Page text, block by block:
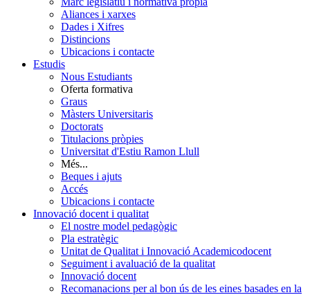
Aliances i xarxes
Dades i Xifres
Distincions
Ubicacions i contacte
Estudis
Nous Estudiants
Oferta formativa
Graus
Màsters Universitaris
Doctorats
Titulacions pròpies
Universitat d'Estiu Ramon Llull
Més...
Beques i ajuts
Accés
Ubicacions i contacte
Innovació docent i qualitat
El nostre model pedagògic
Pla estratègic
Unitat de Qualitat i Innovació Academicodocent
Seguiment i avaluació de la qualitat
Innovació docent
Recomanacions per al bon ús de les eines basades en la